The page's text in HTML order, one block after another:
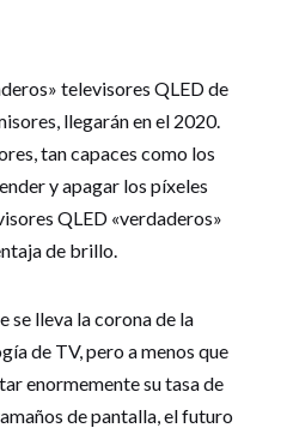
televisores QLED de
llegarán en el 2020.
tan capaces como los
y apagar los píxeles
QLED «verdaderos»
de brillo.
se lleva la corona de la
de TV, pero a menos que
enormemente su tasa de
de pantalla, el futuro